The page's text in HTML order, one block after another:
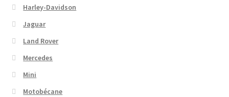
Harley-Davidson
Jaguar
Land Rover
Mercedes
Mini
Motobécane